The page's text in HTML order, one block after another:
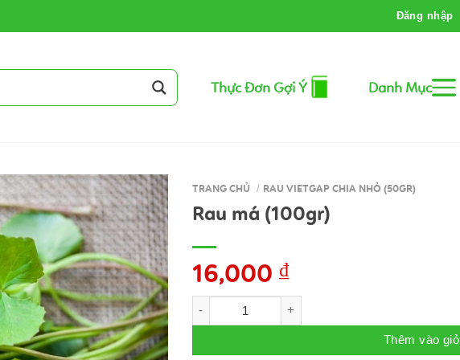
Đăng nhập
Thực Đơn Gợi Ý Danh Mục
TRANG CHỦ / RAU VIETGAP CHIA NHỎ (50GR)
Rau má (100gr)
16,000 ₫
Thêm vào giỏ